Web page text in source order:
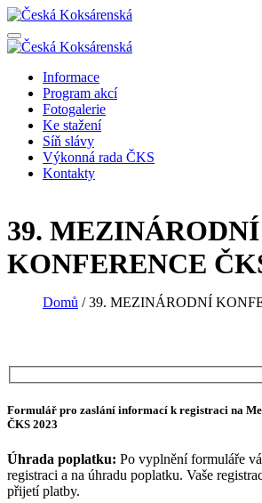
Informace
Program akcí
Fotogalerie
Ke stažení
Síň slávy
Výkonná rada ČKS
Kontakty
39. MEZINÁRODNÍ
KONFERENCE
Domů /39. MEZINÁRODNÍ
Formulář pro zaslání informací k registraci na
ČKS 2023
Úhrada poplatku: Po vyplnění formuláře
registraci a na úhradu poplatku. Vaše
přijetí platby.